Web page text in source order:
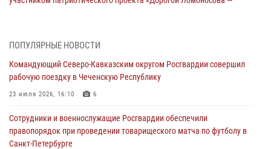
Кузбассе
08 августа 2026, 07:00
настольному теннису ко Дню физкультурника
08 августа 2026, 07:00
ПОПУЛЯРНЫЕ НОВОСТИ
Командующий Северо-Кавказским округом Росгвардии совершил
рабочую поездку в Чеченскую Республику
23 июля 2026, 16:10 6
Сотрудники и военнослужащие Росгвардии обеспечили
правопорядок при проведении товарищеского матча по футболу в
Санкт-Петербурге